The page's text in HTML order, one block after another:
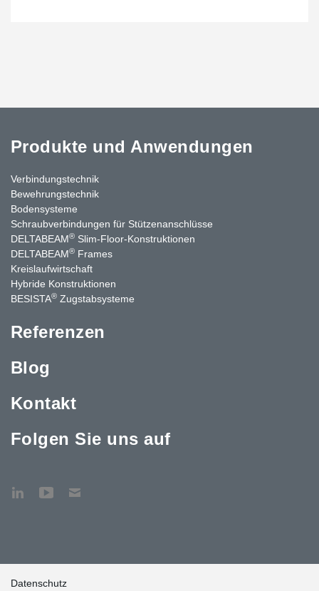
Produkte und Anwendungen
Verbindungstechnik
Bewehrungstechnik
Bodensysteme
Schraubverbindungen für Stützenanschlüsse
DELTABEAM® Slim-Floor-Konstruktionen
DELTABEAM® Frames
Kreislaufwirtschaft
Hybride Konstruktionen
BESISTA® Zugstabsysteme
Referenzen
Blog
Kontakt
Folgen Sie uns auf
Datenschutz